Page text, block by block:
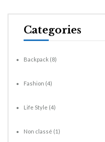
Categories
Backpack (8)
Fashion (4)
Life Style (4)
Non classé (1)